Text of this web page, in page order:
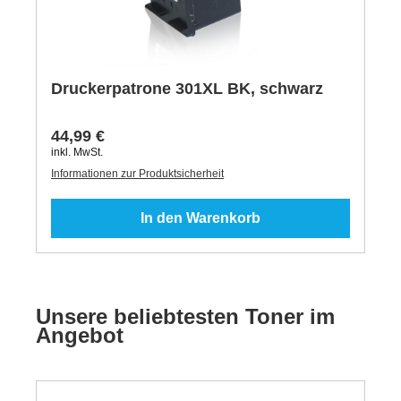
Druckerpatrone 301XL BK, schwarz
44,99 €
inkl. MwSt.
Informationen zur Produktsicherheit
In den Warenkorb
Unsere beliebtesten Toner im
Angebot